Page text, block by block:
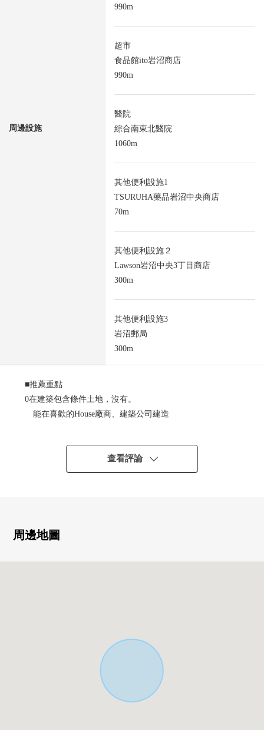
周邊設施
990m
超市
食品館ito岩沼商店
990m
醫院
綜合南東北醫院
1060m
其他便利設施1
TSURUHA藥品岩沼中央商店
70m
其他便利設施２
Lawson岩沼中央3丁目商店
300m
其他便利設施3
岩沼郵局
300m
■推薦重點
0在建築包含條件土地，沒有。
能在喜歡的House廠商、建築公司建造
○為在更地的遞交，不花費建築物解體費用
0因為到東北本線"岩沼站"步行6分鐘所以通勤、上學便利
0能為前面道路超過6m安全地進行車的出入
○岩沼市立岩沼北中學步行13分鐘的約990m
○綜合南東北醫院步行14分鐘的約1060m
○Youk-Benimaru岩沼西店步行16分鐘的約1260m
查看評論
周邊地圖